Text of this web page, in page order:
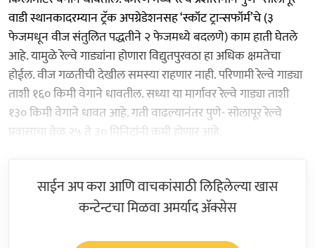
वाडी स्थानकादरम्यान ट्रॅक अपग्रेडेशनसह ‘स्कॉट ट्रान्सफॉर्म’चे (३
फेजमधून वीज संतुलित पद्धतीने २ फेजमध्ये बदलणे) काम हाती घेतले
आहे. यामुळे रेल्वे गाड्यांना होणारा विद्युतपुरवठा हा अधिक क्षमतेचा
होईल. वीज गळतीची देखील समस्या राहणार नाही. परिणामी रेल्वे गाड्या
ताशी १६० किमी वेगाने धावतील. सध्या या मार्गावर रेल्वे गाड्या ताशी
१३० किमी वेगाने धावत आहे. गती वाढल्यानंतर पुणे- सोलापूर रेल्वे
प्रवासाचा वेळ २५ ते ३० मिनिटांनी कमी होणार आहे.
साईन अप करा आणि वाचकांसाठी लिहिलेल्या खास
कन्टेन्टचा मिळवा अमर्याद ॲक्सेस